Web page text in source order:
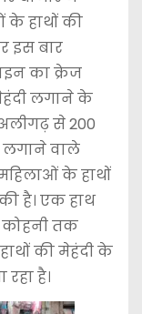
के हाथों की
इस बार
का क्रेज
लगाने के
से 200
लगाने वाले
के हाथों
है। एक हाथ
कोहनी तक
की मेहंदी के
है।